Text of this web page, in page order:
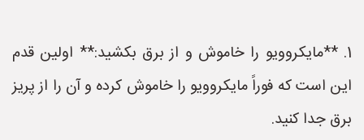
1. **مایکروویو را خاموش و از برق بکشید:** اولین قدم
این است که فوراً مایکروویو را خاموش کرده و آن را از پریز
برق جدا کنید.